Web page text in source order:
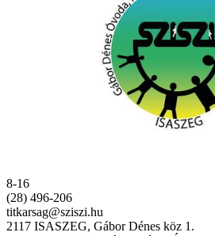
8-16
(28) 496-206
titkarsag@sziszi.hu
2117 ISASZEG, Gábor Dénes köz 1.